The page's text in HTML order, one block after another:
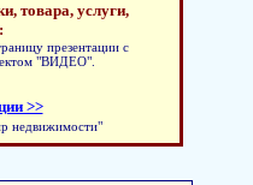
товара, услуги,
презентации с
"ВИДЕО".
>>
недвижимости"